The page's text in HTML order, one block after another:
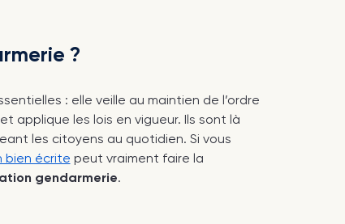
?
: elle veille au maintien de l’ordre
applique les lois en vigueur. Ils sont là
les citoyens au quotidien. Si vous
bien écrite peut vraiment faire la
gendarmerie.